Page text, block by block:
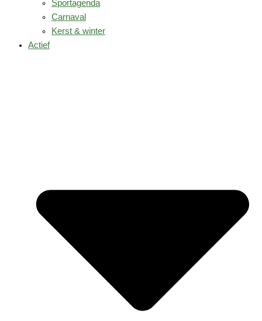
Sportagenda
Carnaval
Kerst & winter
Actief